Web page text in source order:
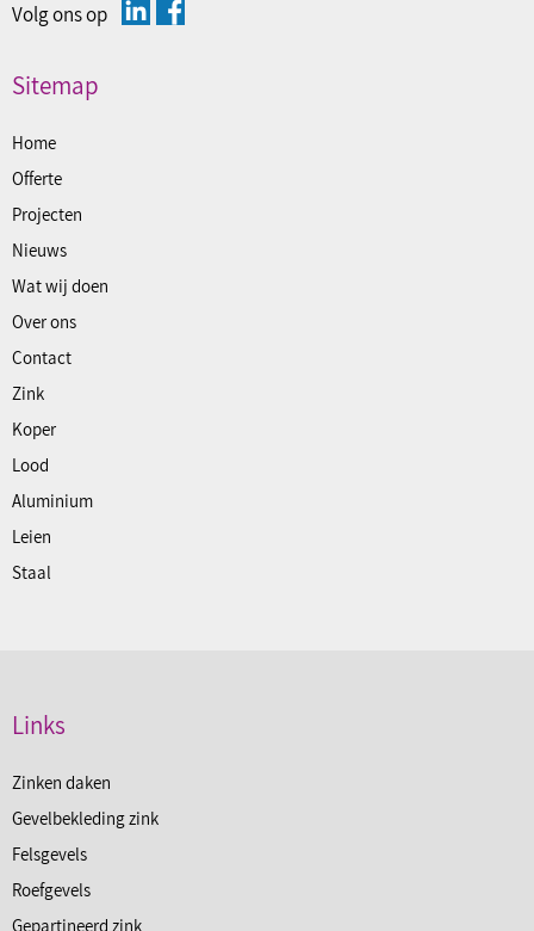
Volg ons op
Sitemap
Home
Offerte
Projecten
Nieuws
Wat wij doen
Over ons
Contact
Zink
Koper
Lood
Aluminium
Leien
Staal
Links
Zinken daken
Gevelbekleding zink
Felsgevels
Roefgevels
Gepartineerd zink